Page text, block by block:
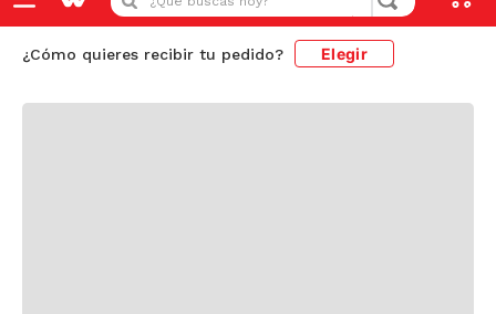
¿Cómo quieres recibir tu pedido? Elegir